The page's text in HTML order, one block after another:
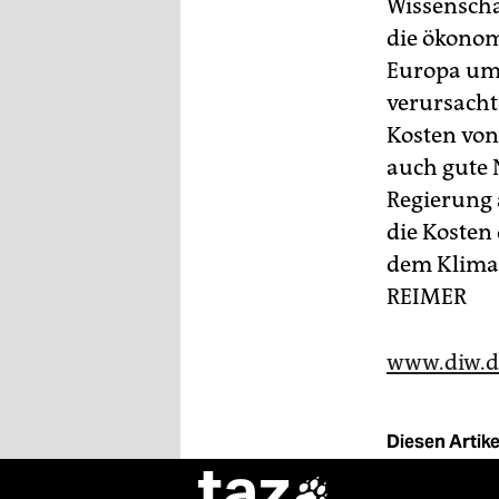
die
Europa
Kosten
auch gute
Regierung
die
dem
REIMER
Diesen